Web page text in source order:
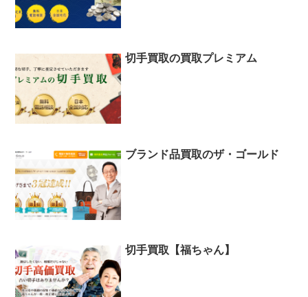
切手買取の買取プレミアム
ブランド品買取のザ・ゴールド
切手買取【福ちゃん】